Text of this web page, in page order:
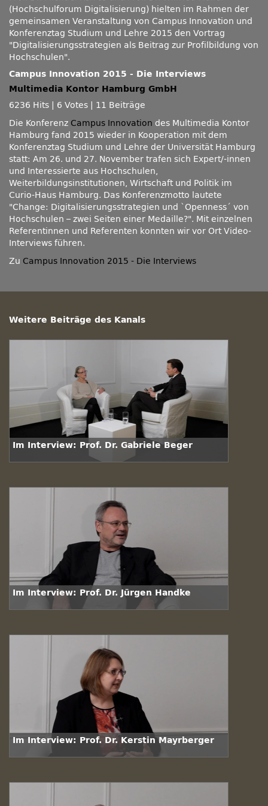
(Hochschulforum Digitalisierung) hielten im Rahmen der
gemeinsamen Veranstaltung von Campus Innovation und
Konferenztag Studium und Lehre 2015 den Vortrag
Digitalisierungsstrategien als Beitrag zur Profilbildung von
Hochschulen .
Campus Innovation 2015 - Die Interviews
Multimedia Kontor Hamburg GmbH
6236 Hits
6 Votes
11 Beiträge
Die Konferenz Campus Innovation des Multimedia Kontor
Hamburg fand 2015 wieder in Kooperation mit dem
Konferenztag Studium und Lehre der Universität Hamburg
statt: Am 26. und 27. November trafen sich Expert/-innen
und Interessierte aus Hochschulen,
Weiterbildungsinstitutionen, Wirtschaft und Politik im
Curio-Haus Hamburg. Das Konferenzmotto lautete
Change: Digitalisierungsstrategien und `Openness´ von
Hochschulen – zwei Seiten einer Medaille? . Mit einzelnen
Referentinnen und Referenten konnten wir vor Ort Video-
Interviews führen.
Zu Campus Innovation 2015 - Die Interviews
Weitere Beiträge des Kanals
Im Interview: Prof. Dr. Gabriele Beger
Im Interview: Prof. Dr. Jürgen Handke
Im Interview: Prof. Dr. Kerstin Mayrberger